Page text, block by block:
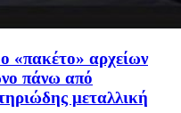
«πακέτο» αρχείων
πάνω από
μεταλλική